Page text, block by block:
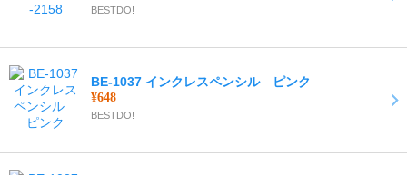
BESTDO!
BE-1037 インクレスペンシル ピンク
¥648
BESTDO!